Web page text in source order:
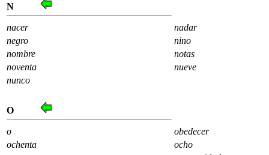
N
nacer
nadar
negro
nino
nombre
notas
noventa
nueve
nunco
O
o
obedecer
ochenta
ocho